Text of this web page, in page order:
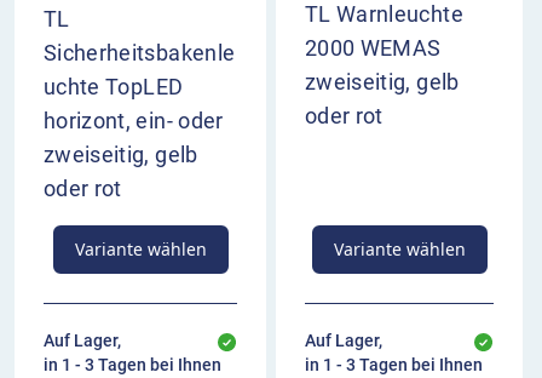
TL
Sicherheitsbakenle
uchte TopLED
horizont, ein- oder
zweiseitig, gelb
oder rot
Variante wählen
Auf Lager,
in 1 - 3 Tagen bei Ihnen
TL Warnleuchte
2000 WEMAS
zweiseitig, gelb
oder rot
Variante wählen
Auf Lager,
in 1 - 3 Tagen bei Ihnen